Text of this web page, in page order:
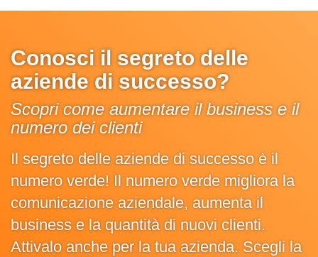
Conosci il segreto delle
aziende di successo?
Scopri come aumentare il business e il
numero dei clienti
Il segreto delle aziende di successo è il
numero verde! Il numero verde migliora la
comunicazione aziendale, aumenta il
business e la quantità di nuovi clienti.
Attivalo anche per la tua azienda. Scegli la